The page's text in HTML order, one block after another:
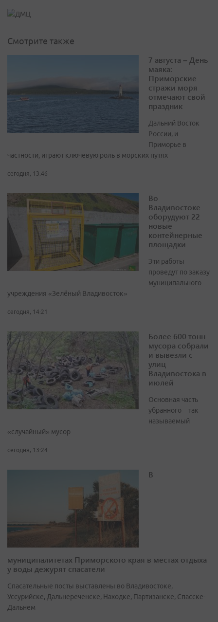
Смотрите также
7 августа – День
маяка:
Приморские
стражи моря
отмечают свой
праздник
Дальний Восток
России, и
Приморье в
частности, играют ключевую роль в морских путях
сегодня, 13:46
Во
Владивостоке
оборудуют 22
новые
контейнерные
площадки
Эти работы
проведут по заказу
муниципального
учреждения «Зелёный Владивосток»
сегодня, 14:21
Более 600 тонн
мусора собрали
и вывезли с
улиц
Владивостока в
июлей
Основная часть
убранного – так
называемый
«случайный» мусор
сегодня, 13:24
В
муниципалитетах Приморского края в местах отдыха
у воды дежурят спасатели
Спасательные посты выставлены во Владивостоке,
Уссурийске, Дальнереченске, Находке, Партизанске, Спасске-
Дальнем